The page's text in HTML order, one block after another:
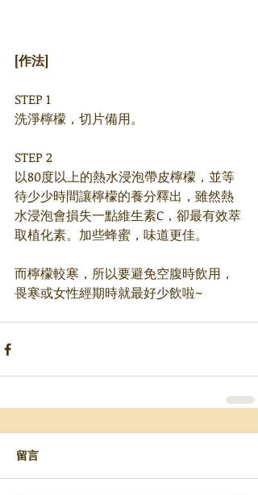
[作法]
STEP 1
洗淨檸檬，切片備用。
STEP 2
以80度以上的熱水浸泡帶皮檸檬，並等
待少少時間讓檸檬的養分釋出，雖然熱
水浸泡會損失一點維生素C，卻最有效萃
取植化素。加些蜂蜜，味道更佳。
而檸檬較寒，所以要避免空腹時飲用，
畏寒或女性經期時就最好少飲啦~
留言